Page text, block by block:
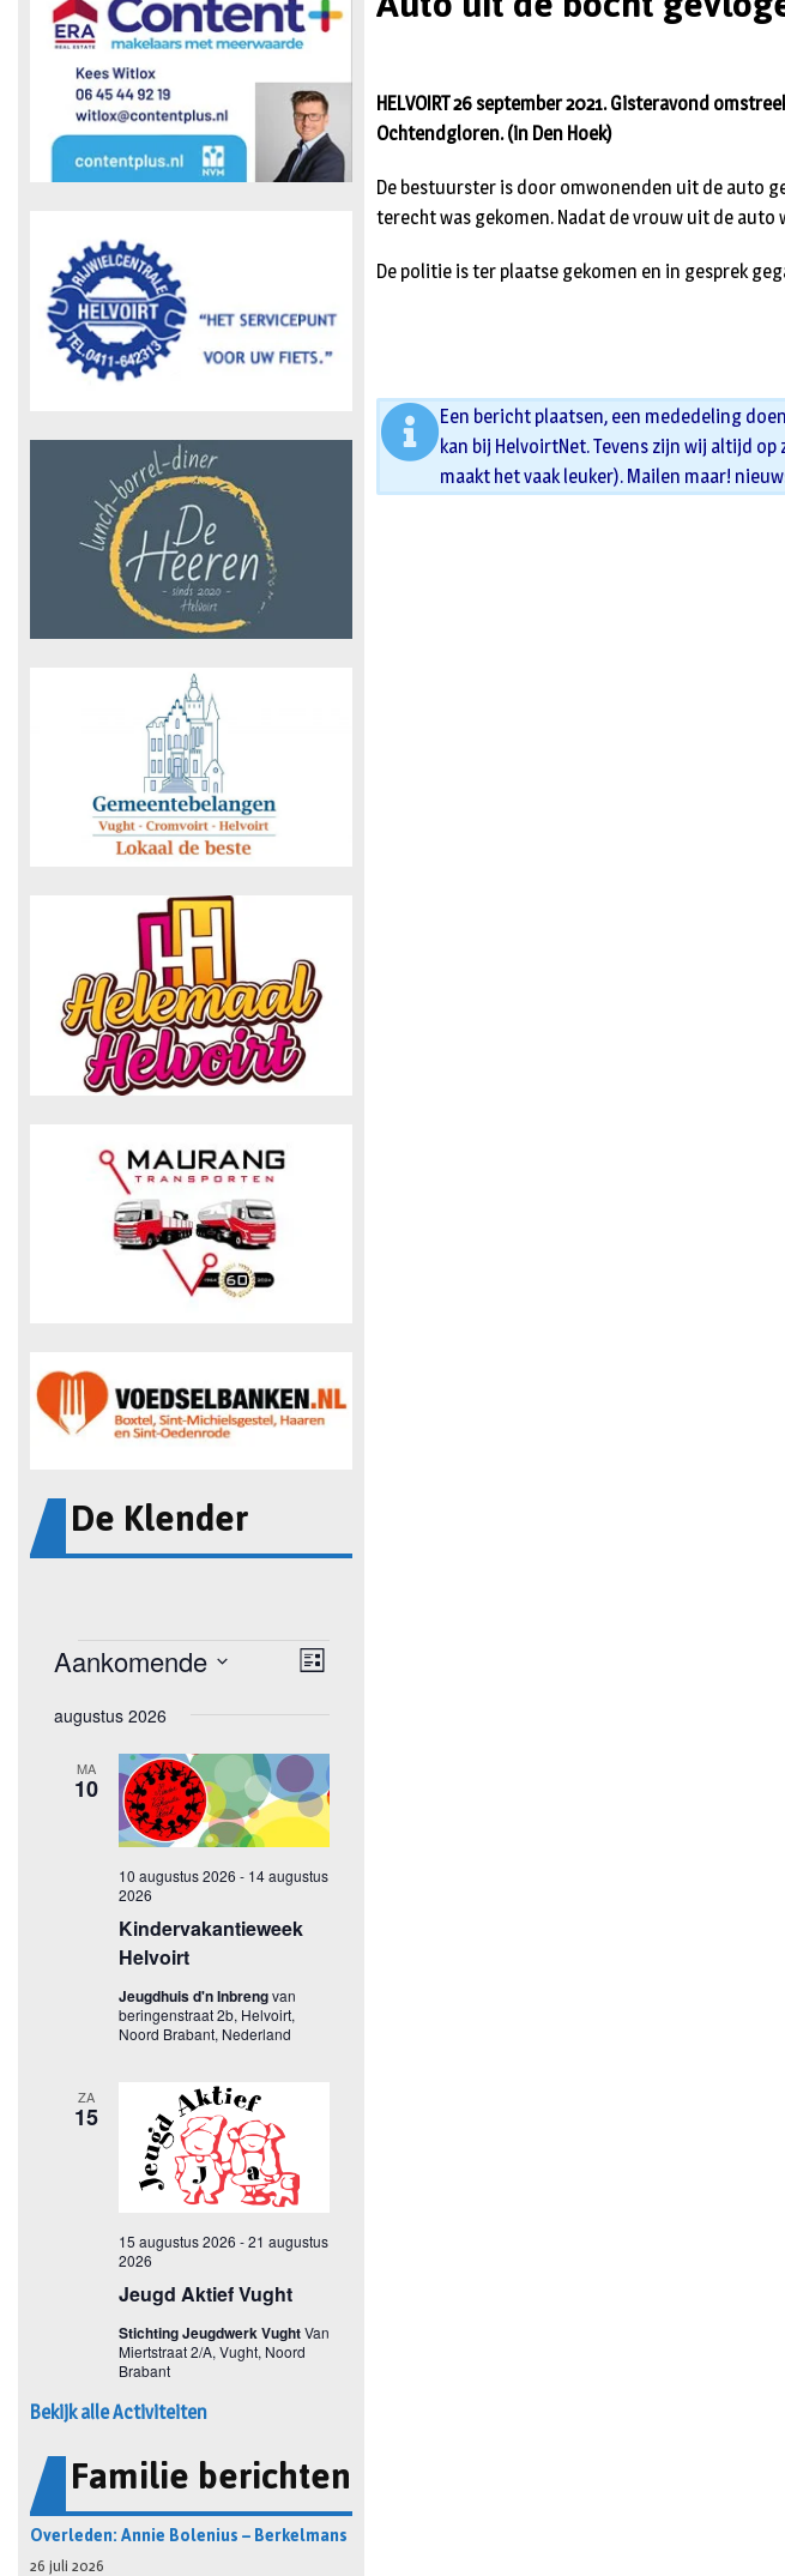
De Klender
Bekijk alle Activiteiten
Familie berichten
Overleden: Annie Bolenius – Berkelmans
26 juli 2026
HELVOIRT 26 september 2021. Gisteravond
Ochtendgloren. (in Den Hoek)
De bestuurster is door omwonenden uit de auto
terecht was gekomen. Nadat de vrouw uit de auto
De politie is ter plaatse gekomen en in gesprek
Een bericht plaatsen, een mededeling
kan bij HelvoirtNet. Tevens zijn wij altijd
maakt het vaak leuker). Mailen maar!